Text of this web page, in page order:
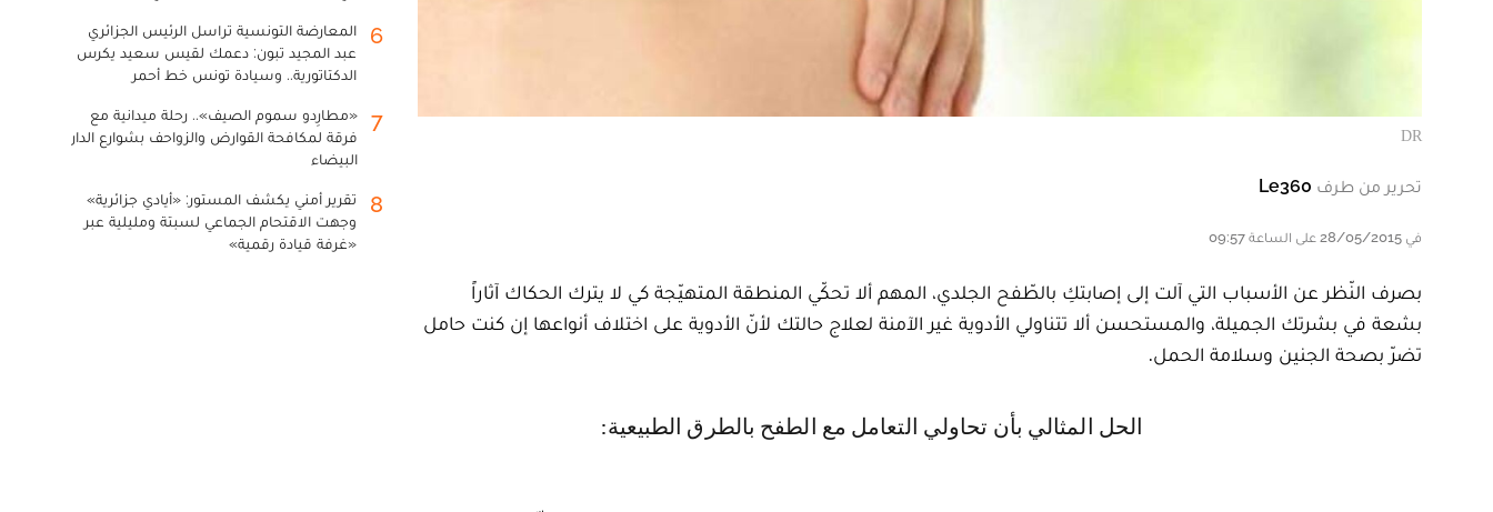
DR
تحرير من طرف Le360
في 28/05/2015 على الساعة 09:57
بصرف النّظر عن الأسباب التي آلت إلى إصابتكِ بالطّفح الجلدي، المهم ألا تحكّي المنطقة المتهيّجة كي لا يترك الحكاك آثاراً
بشعة في بشرتك الجميلة، والمستحسن ألا تتناولي الأدوية غير الآمنة لعلاج حالتك لأنّ الأدوية على اختلاف أنواعها إن كنت حامل
تضرّ بصحة الجنين وسلامة الحمل.
الحل المثالي بأن تحاولي التعامل مع الطفح بالطرق الطبيعية:
6
المعارضة التونسية تراسل الرئيس الجزائري
عبد المجيد تبون: دعمك لقيس سعيد يكرس
الدكتاتورية.. وسيادة تونس خط أحمر
7
«مطارِدو سموم الصيف».. رحلة ميدانية مع
فرقة لمكافحة القوارض والزواحف بشوارع الدار
البيضاء
8
تقرير أمني يكشف المستور: «أيادي جزائرية»
وجهت الاقتحام الجماعي لسبتة ومليلية عبر
«غرفة قيادة رقمية»